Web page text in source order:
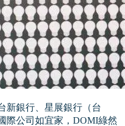
新銀行、星展銀行（台
際公司如宜家，DOMI綠然